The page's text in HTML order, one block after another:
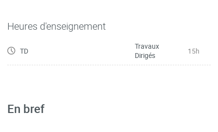
Heures d'enseignement
TD
Travaux
Dirigés
15h
En bref